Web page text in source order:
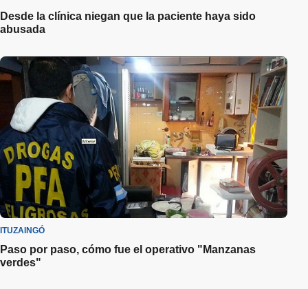
Desde la clínica niegan que la paciente haya sido
abusada
ITUZAINGÓ
Paso por paso, cómo fue el operativo "Manzanas
verdes"